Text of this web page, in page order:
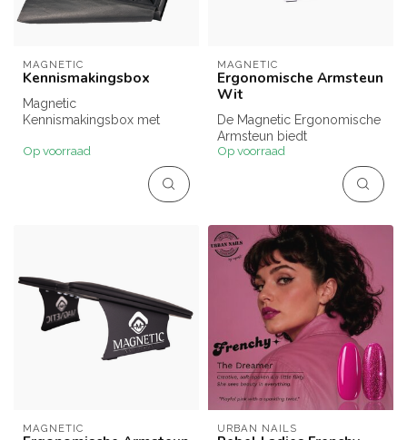
MAGNETIC
Kennismakingsbox
Magnetic
Kennismakingsbox met
nagelproducten om primer,
Op voorraad
MAGNETIC
Ergonomische Armsteun
Wit
De Magnetic Ergonomische
Armsteun biedt
comfortabele
Op voorraad
MAGNETIC URBAN NAILS